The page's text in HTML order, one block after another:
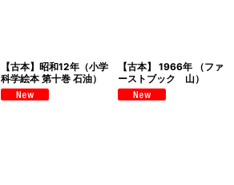
【古本】昭和12年（小学
科学絵本 第十巻 石油）
【古本】 1966年 （ファ
ーストブック 山）